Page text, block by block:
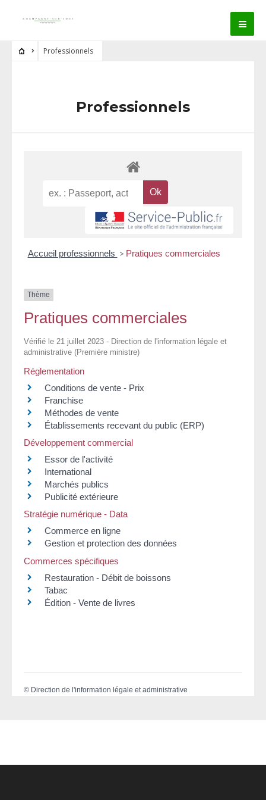
Professionnels
Professionnels
Accueil professionnels > Pratiques commerciales
Thème
Pratiques commerciales
Vérifié le 21 juillet 2023 - Direction de l'information légale et
administrative (Première ministre)
Réglementation
Conditions de vente - Prix
Franchise
Méthodes de vente
Établissements recevant du public (ERP)
Développement commercial
Essor de l'activité
International
Marchés publics
Publicité extérieure
Stratégie numérique - Data
Commerce en ligne
Gestion et protection des données
Commerces spécifiques
Restauration - Débit de boissons
Tabac
Édition - Vente de livres
© Direction de l'information légale et administrative